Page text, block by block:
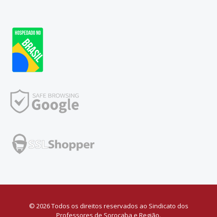
© 2026 Todos os direitos reservados ao Sindicato dos
Professores de Sorocaba e Região.